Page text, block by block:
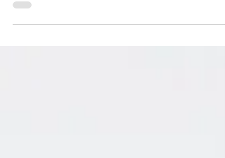
l'améliorer ?